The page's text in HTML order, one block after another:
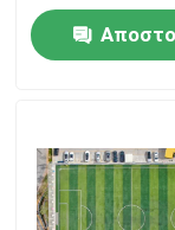
Βίντεο
Ξενάγηση στο